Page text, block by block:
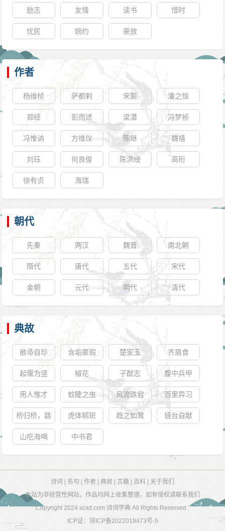
励志 友情 读书 惜时
忧民 婉约 豪放
作者
杨维桢 萨都剌 宋褧 潘之恒
郑经 彭而述 梁潜 冯梦祯
冯惟讷 方维仪 陈继 魏禧
刘珏 何良俊 陈洪绶 高珩
徐有贞 海瑞
朝代
先秦 两汉 魏晋 南北朝
隋代 唐代 五代 宋代
金朝 元代 明代 清代
典故
敝帚自珍 含垢匿瑕 楚家玉 齐眉食
起偃为竖 椒花 子猷志 腹中兵甲
用人惟才 蚊睫之虫 风流跌宕 百里异习
桥归桥，路
归路
虎体鹓斑 趋之如鹜 镜台自献
山吃海喝 中书君
诗词 名句 作者 典故 古籍 百科
关于我们
本站为非经营性网站，作品均网上收集整理，如有侵权请联系我们
Copyright 2024 scxd.com 诗词学典 All Rights Reserved .
ICP证： 琼ICP备2022019473号-5